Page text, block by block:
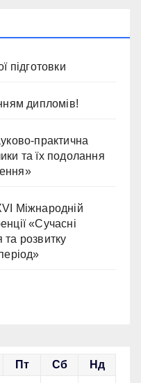
підготовки
дипломів!
практична
та їх подолання
Міжнародній
«Сучасні
та розвитку
Пт Сб Нд